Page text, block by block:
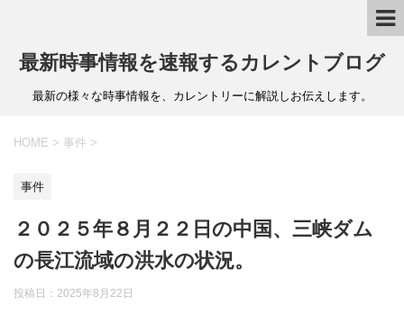
最新時事情報を速報するカレントブログ
最新の様々な時事情報を、カレントリーに解説しお伝えします。
HOME > 事件 >
事件
２０２５年８月２２日の中国、三峡ダム
の長江流域の洪水の状況。
投稿日： 2025年8月22日